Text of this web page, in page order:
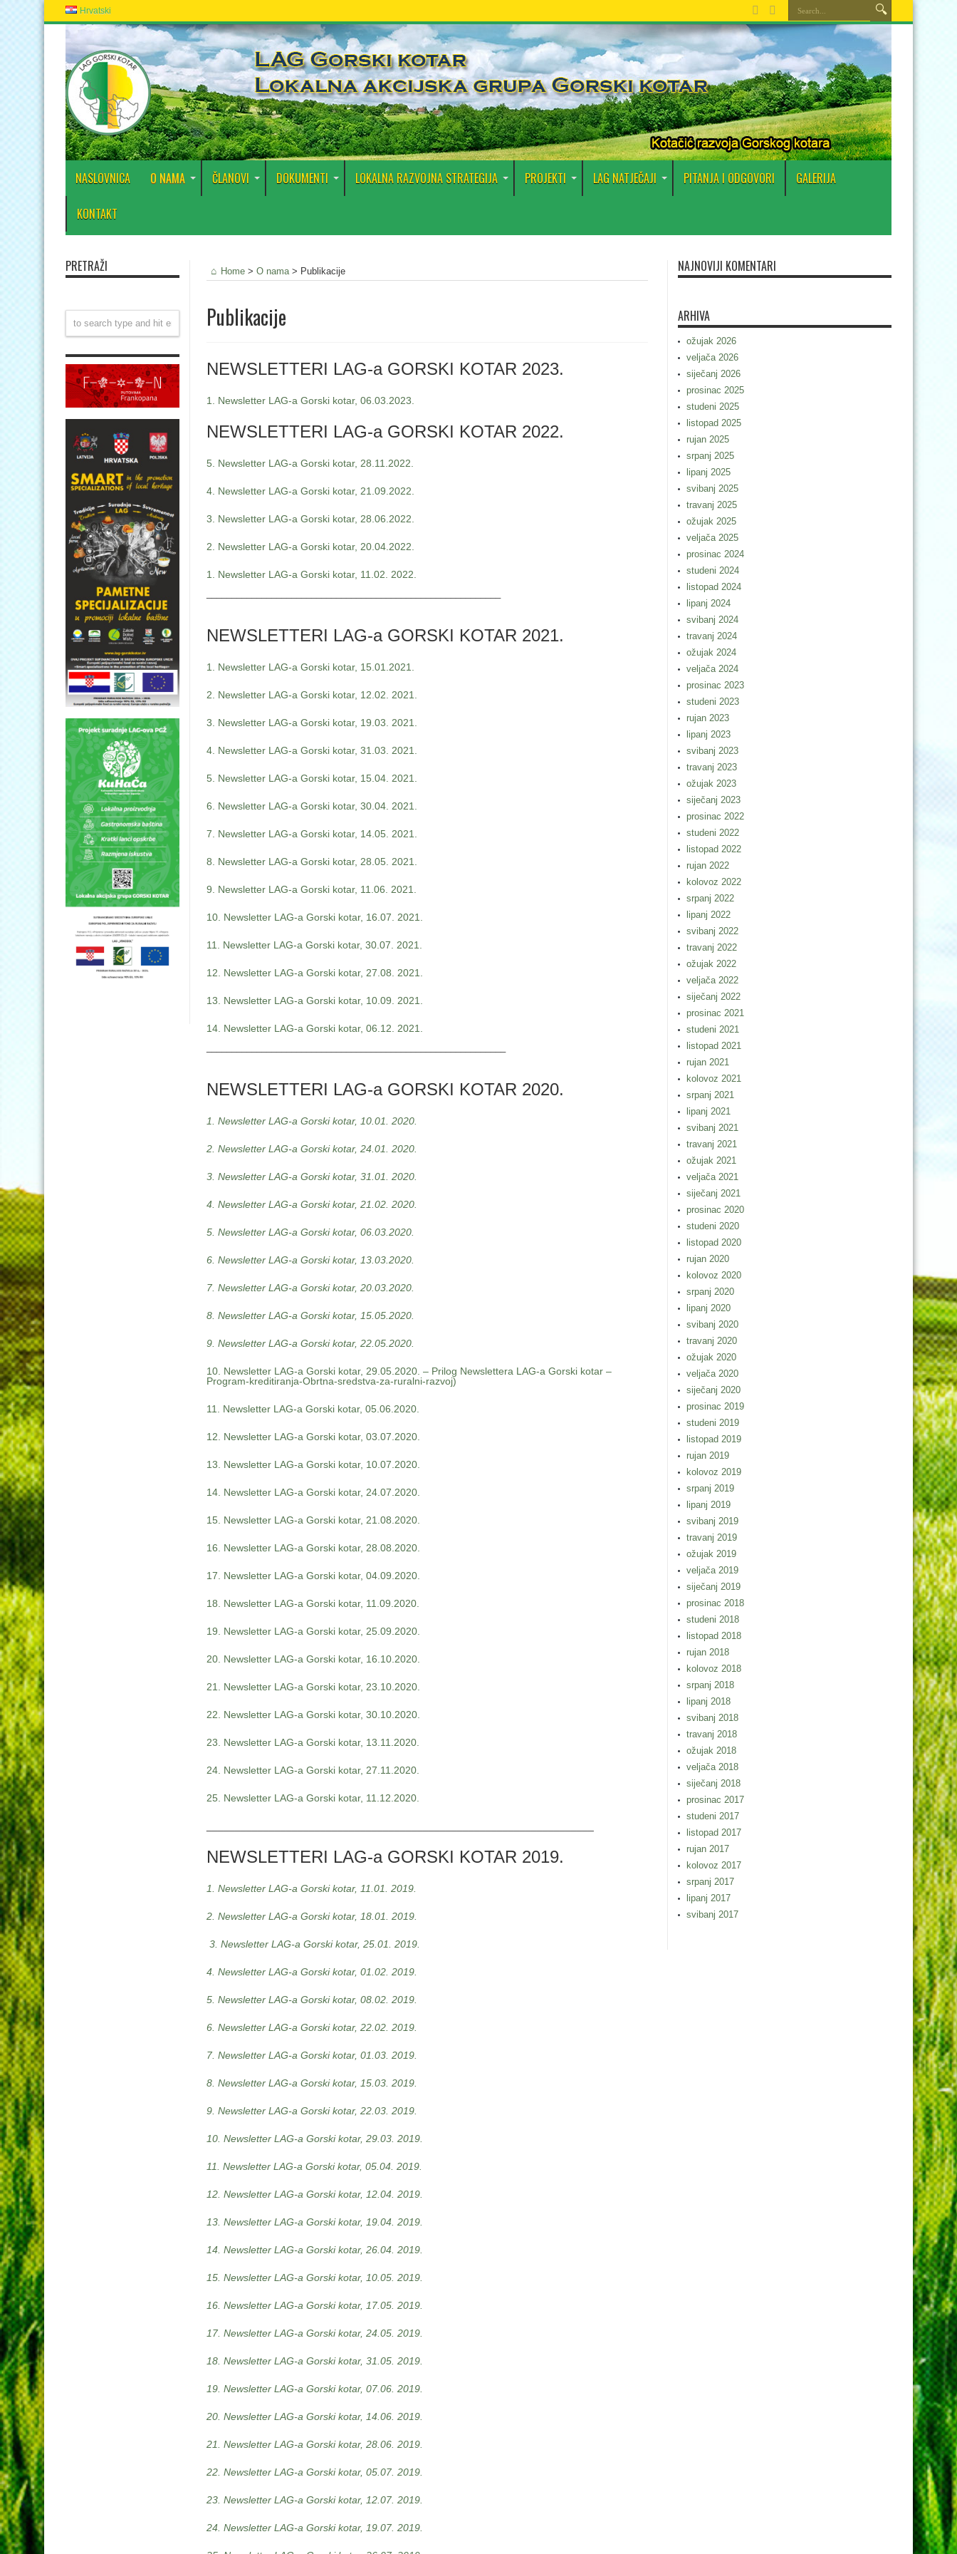
Hrvatski
NASLOVNICA O NAMA ČLANOVI DOKUMENTI LOKALNA RAZVOJNA STRATEGIJA PROJEKTI LAG NATJEČAJI PITANJA I ODGOVORI GALERIJA
KONTAKT
Home > O nama> Publikacije
Publikacije
NEWSLETTERI LAG-a GORSKI KOTAR 2023.
1. Newsletter LAG-a Gorski kotar, 06.03.2023.
NEWSLETTERI LAG-a GORSKI KOTAR 2022.
5. Newsletter LAG-a Gorski kotar, 28.11.2022.
4. Newsletter LAG-a Gorski kotar, 21.09.2022.
3. Newsletter LAG-a Gorski kotar, 28.06.2022.
2. Newsletter LAG-a Gorski kotar, 20.04.2022.
1. Newsletter LAG-a Gorski kotar, 11.02. 2022.
NEWSLETTERI LAG-a GORSKI KOTAR 2021.
1. Newsletter LAG-a Gorski kotar, 15.01.2021.
2. Newsletter LAG-a Gorski kotar, 12.02. 2021.
3. Newsletter LAG-a Gorski kotar, 19.03. 2021.
4. Newsletter LAG-a Gorski kotar, 31.03. 2021.
5. Newsletter LAG-a Gorski kotar, 15.04. 2021.
6. Newsletter LAG-a Gorski kotar, 30.04. 2021.
7. Newsletter LAG-a Gorski kotar, 14.05. 2021.
8. Newsletter LAG-a Gorski kotar, 28.05. 2021.
9. Newsletter LAG-a Gorski kotar, 11.06. 2021.
10. Newsletter LAG-a Gorski kotar, 16.07. 2021.
11. Newsletter LAG-a Gorski kotar, 30.07. 2021.
12. Newsletter LAG-a Gorski kotar, 27.08. 2021.
13. Newsletter LAG-a Gorski kotar, 10.09. 2021.
14. Newsletter LAG-a Gorski kotar, 06.12. 2021.
NEWSLETTERI LAG-a GORSKI KOTAR 2020.
1. Newsletter LAG-a Gorski kotar, 10.01. 2020.
2. Newsletter LAG-a Gorski kotar, 24.01. 2020.
3. Newsletter LAG-a Gorski kotar, 31.01. 2020.
4. Newsletter LAG-a Gorski kotar, 21.02. 2020.
5. Newsletter LAG-a Gorski kotar, 06.03.2020.
6. Newsletter LAG-a Gorski kotar, 13.03.2020.
7. Newsletter LAG-a Gorski kotar, 20.03.2020.
8. Newsletter LAG-a Gorski kotar, 15.05.2020.
9. Newsletter LAG-a Gorski kotar, 22.05.2020.
10. Newsletter LAG-a Gorski kotar, 29.05.2020. – Prilog Newslettera LAG-a Gorski kotar –
Program-kreditiranja-Obrtna-sredstva-za-ruralni-razvoj)
11. Newsletter LAG-a Gorski kotar, 05.06.2020.
12. Newsletter LAG-a Gorski kotar, 03.07.2020.
13. Newsletter LAG-a Gorski kotar, 10.07.2020.
14. Newsletter LAG-a Gorski kotar, 24.07.2020.
15. Newsletter LAG-a Gorski kotar, 21.08.2020.
16. Newsletter LAG-a Gorski kotar, 28.08.2020.
17. Newsletter LAG-a Gorski kotar, 04.09.2020.
18. Newsletter LAG-a Gorski kotar, 11.09.2020.
19. Newsletter LAG-a Gorski kotar, 25.09.2020.
20. Newsletter LAG-a Gorski kotar, 16.10.2020.
21. Newsletter LAG-a Gorski kotar, 23.10.2020.
22. Newsletter LAG-a Gorski kotar, 30.10.2020.
23. Newsletter LAG-a Gorski kotar, 13.11.2020.
24. Newsletter LAG-a Gorski kotar, 27.11.2020.
25. Newsletter LAG-a Gorski kotar, 11.12.2020.
NEWSLETTERI LAG-a GORSKI KOTAR 2019.
1. Newsletter LAG-a Gorski kotar, 11.01. 2019.
2. Newsletter LAG-a Gorski kotar, 18.01. 2019.
3. Newsletter LAG-a Gorski kotar, 25.01. 2019.
4. Newsletter LAG-a Gorski kotar, 01.02. 2019.
5. Newsletter LAG-a Gorski kotar, 08.02. 2019.
6. Newsletter LAG-a Gorski kotar, 22.02. 2019.
7. Newsletter LAG-a Gorski kotar, 01.03. 2019.
8. Newsletter LAG-a Gorski kotar, 15.03. 2019.
9. Newsletter LAG-a Gorski kotar, 22.03. 2019.
10. Newsletter LAG-a Gorski kotar, 29.03. 2019.
11. Newsletter LAG-a Gorski kotar, 05.04. 2019.
12. Newsletter LAG-a Gorski kotar, 12.04. 2019.
13. Newsletter LAG-a Gorski kotar, 19.04. 2019.
14. Newsletter LAG-a Gorski kotar, 26.04. 2019.
15. Newsletter LAG-a Gorski kotar, 10.05. 2019.
16. Newsletter LAG-a Gorski kotar, 17.05. 2019.
17. Newsletter LAG-a Gorski kotar, 24.05. 2019.
18. Newsletter LAG-a Gorski kotar, 31.05. 2019.
19. Newsletter LAG-a Gorski kotar, 07.06. 2019.
20. Newsletter LAG-a Gorski kotar, 14.06. 2019.
21. Newsletter LAG-a Gorski kotar, 28.06. 2019.
22. Newsletter LAG-a Gorski kotar, 05.07. 2019.
23. Newsletter LAG-a Gorski kotar, 12.07. 2019.
24. Newsletter LAG-a Gorski kotar, 19.07. 2019.
PRETRAŽI NAJNOVIJI KOMENTARI
ARHIVA
ožujak 2026
veljača 2026
siječanj 2026
prosinac 2025
studeni 2025
listopad 2025
rujan 2025
srpanj 2025
lipanj 2025
svibanj 2025
travanj 2025
ožujak 2025
veljača 2025
prosinac 2024
studeni 2024
listopad 2024
lipanj 2024
svibanj 2024
travanj 2024
ožujak 2024
veljača 2024
prosinac 2023
studeni 2023
rujan 2023
lipanj 2023
svibanj 2023
travanj 2023
ožujak 2023
siječanj 2023
prosinac 2022
studeni 2022
listopad 2022
rujan 2022
kolovoz 2022
srpanj 2022
lipanj 2022
svibanj 2022
travanj 2022
ožujak 2022
veljača 2022
siječanj 2022
prosinac 2021
studeni 2021
listopad 2021
rujan 2021
kolovoz 2021
srpanj 2021
lipanj 2021
svibanj 2021
travanj 2021
ožujak 2021
veljača 2021
siječanj 2021
prosinac 2020
studeni 2020
listopad 2020
rujan 2020
kolovoz 2020
srpanj 2020
lipanj 2020
svibanj 2020
travanj 2020
ožujak 2020
veljača 2020
siječanj 2020
prosinac 2019
studeni 2019
listopad 2019
rujan 2019
kolovoz 2019
srpanj 2019
lipanj 2019
svibanj 2019
travanj 2019
ožujak 2019
veljača 2019
siječanj 2019
prosinac 2018
studeni 2018
listopad 2018
rujan 2018
kolovoz 2018
srpanj 2018
lipanj 2018
svibanj 2018
travanj 2018
ožujak 2018
veljača 2018
siječanj 2018
prosinac 2017
studeni 2017
listopad 2017
rujan 2017
kolovoz 2017
srpanj 2017
lipanj 2017
svibanj 2017